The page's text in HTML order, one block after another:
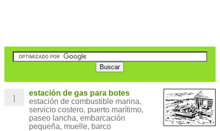
1
estación de gas para botes
estación de combustible marina,
servicio costero, puerto marítimo,
paseo lancha, embarcación
pequeña, muelle, barco